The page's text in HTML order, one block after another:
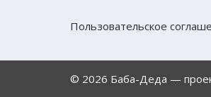
Пользовательское
© 2026 Баба-Деда —